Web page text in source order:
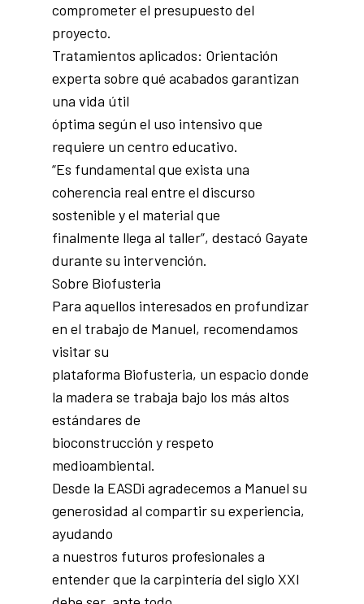
comprometer el presupuesto del
proyecto.
Tratamientos aplicados: Orientación
experta sobre qué acabados garantizan
una vida útil
óptima según el uso intensivo que
requiere un centro educativo.
“Es fundamental que exista una
coherencia real entre el discurso
sostenible y el material que
finalmente llega al taller”, destacó Gayate
durante su intervención.
Sobre Biofusteria
Para aquellos interesados en profundizar
en el trabajo de Manuel, recomendamos
visitar su
plataforma Biofusteria, un espacio donde
la madera se trabaja bajo los más altos
estándares de
bioconstrucción y respeto
medioambiental.
Desde la EASDi agradecemos a Manuel su
generosidad al compartir su experiencia,
ayudando
a nuestros futuros profesionales a
entender que la carpintería del siglo XXI